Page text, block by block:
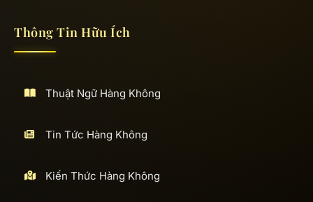
Thông Tin Hữu Ích
Thuật Ngữ Hàng Không
Tin Tức Hàng Không
Kiến Thức Hàng Không